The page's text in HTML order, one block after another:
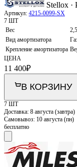
Stellox ·
Артикул: 4215-0099-SX
7 ШТ
Вес
Вид амортизатора
Крепление амортизатора
ЦЕНА
11 400₽
В КОРЗИНУ
7 ШТ
Доставка: 8 августа (завтра)
Самовывоз: 10 августа (пн)
бесплатно